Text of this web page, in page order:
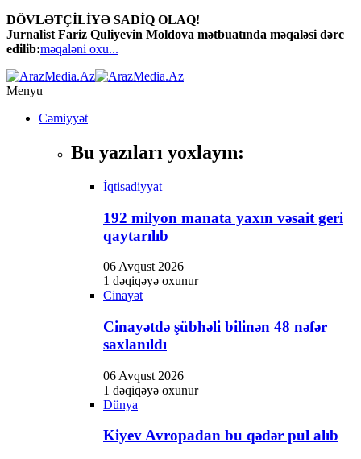
DÖVLƏTÇİLİYƏ SADİQ OLAQ!
Jurnalist Fariz Quliyevin Moldova mətbuatında məqaləsi dərc
edilib:məqaləni oxu...
Menyu
Cəmiyyət
Bu yazıları yoxlayın:
İqtisadiyyat
192 milyon manata yaxın vəsait geri
qaytarılıb
06 Avqust 2026
1 dəqiqəyə oxunur
Cinayət
Cinayətdə şübhəli bilinən 48 nəfər
saxlanıldı
06 Avqust 2026
1 dəqiqəyə oxunur
Dünya
Kiyev Avropadan bu qədər pul alıb